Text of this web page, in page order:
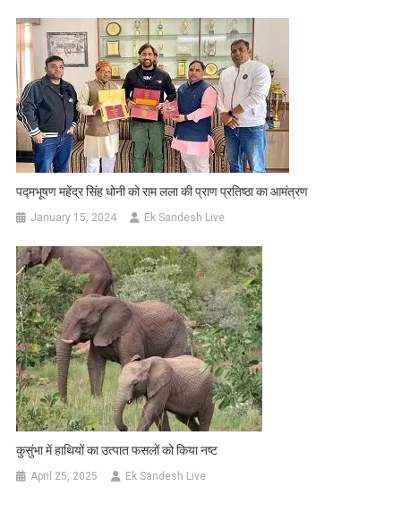
पद्मभूषण महेंद्र सिंह धोनी को राम लला की प्राण प्रतिष्ठा का आमंत्रण
January 15, 2024 Ek Sandesh Live
कुसुंभा में हाथियों का उत्पात फसलों को किया नष्ट
April 25, 2025 Ek Sandesh Live